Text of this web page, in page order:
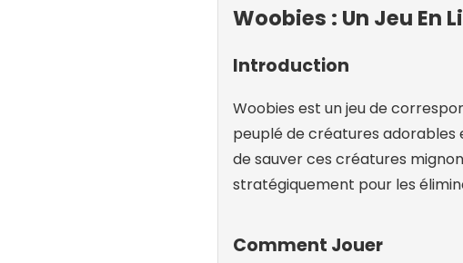
Woobies : Un Jeu En
Introduction
Woobies est un jeu de
peuplé de créatures adorables
de sauver ces créatures
stratégiquement pour les
Comment Jouer